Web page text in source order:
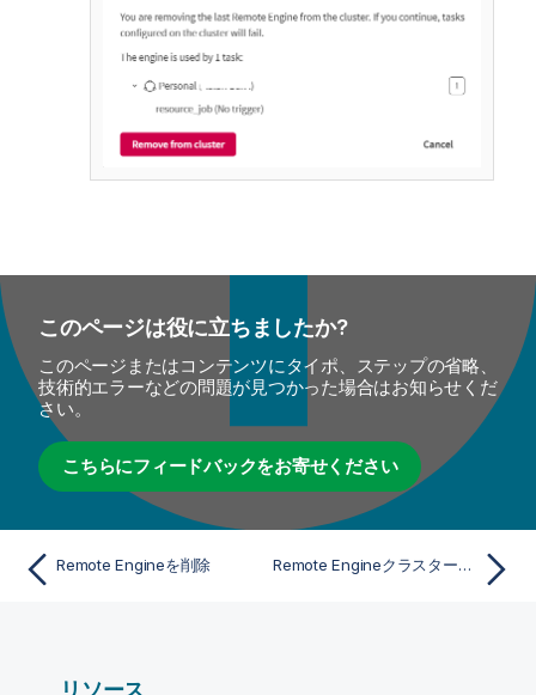
このページは役に立ちましたか?
このページまたはコンテンツにタイポ、ステップの省略、
技術的エラーなどの問題が見つかった場合はお知らせくだ
さい。
こちらにフィードバックをお寄せください
Remote Engineを削除 Remote Engineクラスターを削除
リソース